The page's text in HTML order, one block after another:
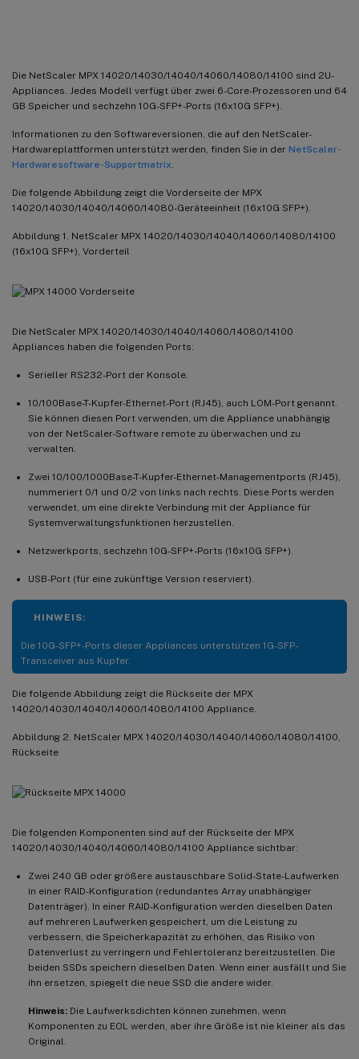
Die NetScaler MPX 14020/14030/14040/14060/14080/14100 sind 2U-
Appliances. Jedes Modell verfügt über zwei 6-Core-Prozessoren und 64
GB Speicher und sechzehn 10G-SFP+-Ports (16x10G SFP+).
Informationen zu den Softwareversionen, die auf den NetScaler-
Hardwareplattformen unterstützt werden, finden Sie in der NetScaler-
Hardwaresoftware-Supportmatrix
Die folgende Abbildung zeigt die Vorderseite der MPX
14020/14030/14040/14060/14080-Geräteeinheit (16x10G SFP+).
Abbildung 1. NetScaler MPX 14020/14030/14040/14060/14080/14100
(16x10G SFP+), Vorderteil
Die NetScaler MPX 14020/14030/14040/14060/14080/14100
Appliances haben die folgenden Ports:
Serieller RS232-Port der Konsole.
10/100Base-T-Kupfer-Ethernet-Port (RJ45), auch LOM-Port genannt.
Sie können diesen Port verwenden, um die Appliance unabhängig
von der NetScaler-Software remote zu überwachen und zu
verwalten.
Zwei 10/100/1000Base-T-Kupfer-Ethernet-Managementports (RJ45),
nummeriert 0/1 und 0/2 von links nach rechts. Diese Ports werden
verwendet, um eine direkte Verbindung mit der Appliance für
Systemverwaltungsfunktionen herzustellen.
Netzwerkports, sechzehn 10G-SFP+-Ports (16x10G SFP+).
USB-Port (für eine zukünftige Version reserviert).
HINWEIS:
Die 10G-SFP+-Ports dieser Appliances unterstützen 1G-SFP-
Transceiver aus Kupfer.
Die folgende Abbildung zeigt die Rückseite der MPX
14020/14030/14040/14060/14080/14100 Appliance.
Abbildung 2. NetScaler MPX 14020/14030/14040/14060/14080/14100,
Rückseite
Die folgenden Komponenten sind auf der Rückseite der MPX
14020/14030/14040/14060/14080/14100 Appliance sichtbar:
Zwei 240 GB oder größere austauschbare Solid-State-Laufwerken
in einer RAID-Konfiguration (redundantes Array unabhängiger
Datenträger). In einer RAID-Konfiguration werden dieselben Daten
auf mehreren Laufwerken gespeichert, um die Leistung zu
verbessern, die Speicherkapazität zu erhöhen, das Risiko von
Datenverlust zu verringern und Fehlertoleranz bereitzustellen. Die
beiden SSDs speichern dieselben Daten. Wenn einer ausfällt und Sie
ihn ersetzen, spiegelt die neue SSD die andere wider.
Hinweis: Die Laufwerksdichten können zunehmen, wenn
Komponenten zu EOL werden, aber ihre Größe ist nie kleiner als das
Original.